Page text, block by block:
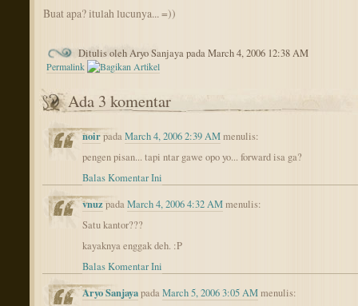
Buat apa? itulah lucunya... =))
Ditulis oleh Aryo Sanjaya pada March 4, 2006 12:38 AM
Permalink
Ada 3 komentar
noirpadaMarch 4, 2006 2:39 AMmenulis:
pengen pisan... tapi ntar gawe opo yo... forward isa ga?
Balas Komentar Ini
vnuzpadaMarch 4, 2006 4:32 AMmenulis:
Satu kantor???
kayaknya enggak deh. :P
Balas Komentar Ini
Aryo SanjayapadaMarch 5, 2006 3:05 AMmenulis: